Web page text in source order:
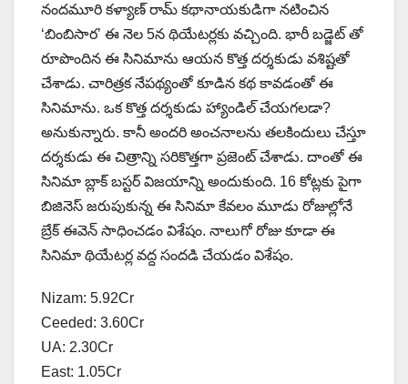
నందమూరి కళ్యాణ్ రామ్ కథానాయకుడిగా నటించిన
‘బింబిసార’ ఈ నెల 5న థియేటర్లకు వచ్చింది. భారీ బడ్జెట్ తో
రూపొందిన ఈ సినిమాను ఆయన కొత్త దర్శకుడు వశిష్టతో
చేశాడు. చారిత్రక నేపథ్యంతో కూడిన కథ కావడంతో ఈ
సినిమాను. ఒక కొత్త దర్శకుడు హ్యాండిల్ చేయగలడా?
అనుకున్నారు. కానీ అందరి అంచనాలను తలకిందులు చేస్తూ
దర్శకుడు ఈ చిత్రాన్ని సరికొత్తగా ప్రజెంట్ చేశాడు. దాంతో ఈ
సినిమా బ్లాక్ బస్టర్ విజయాన్ని అందుకుంది. 16 కోట్లకు పైగా
బిజినెస్ జరుపుకున్న ఈ సినిమా కేవలం మూడు రోజుల్లోనే
బ్రేక్ ఈవెన్ సాధించడం విశేషం. నాలుగో రోజు కూడా ఈ
సినిమా థియేటర్ల వద్ద సందడి చేయడం విశేషం.
Nizam: 5.92Cr
Ceeded: 3.60Cr
UA: 2.30Cr
East: 1.05Cr